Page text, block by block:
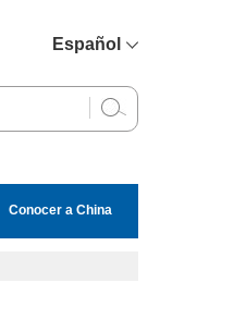
Español
English
Conocer a China